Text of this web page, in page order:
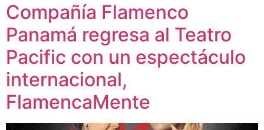
Compañía Flamenco
Panamá regresa al Teatro
Pacific con un espectáculo
internacional,
FlamencaMente